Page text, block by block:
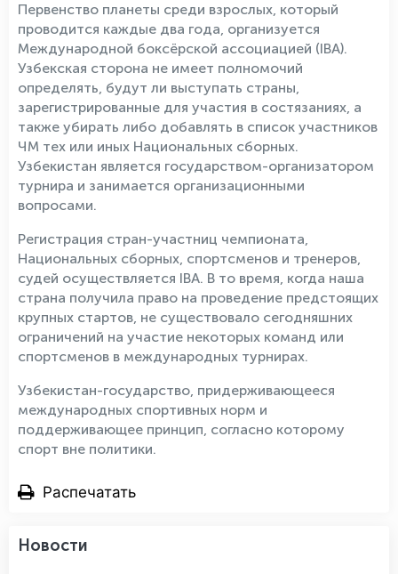
Первенство планеты среди взрослых, который
проводится каждые два года, организуется
Международной боксёрской ассоциацией (IBA).
Узбекская сторона не имеет полномочий
определять, будут ли выступать страны,
зарегистрированные для участия в состязаниях, а
также убирать либо добавлять в список участников
ЧМ тех или иных Национальных сборных.
Узбекистан является государством-организатором
турнира и занимается организационными
вопросами.
Регистрация стран-участниц чемпионата,
Национальных сборных, спортсменов и тренеров,
судей осуществляется IBA. В то время, когда наша
страна получила право на проведение предстоящих
крупных стартов, не существовало сегодняшних
ограничений на участие некоторых команд или
спортсменов в международных турнирах.
Узбекистан-государство, придерживающееся
международных спортивных норм и
поддерживающее принцип, согласно которому
спорт вне политики.
Распечатать
Новости